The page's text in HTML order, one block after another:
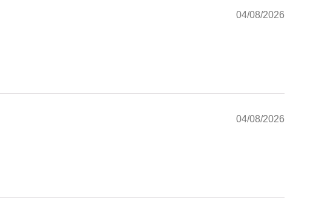
04/08/2026
04/08/2026